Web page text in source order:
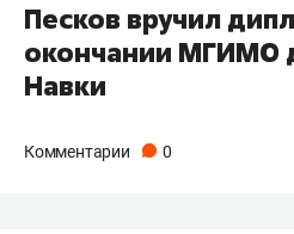
Песков вручил
окончании МГИМО
Навки
Комментарии 0